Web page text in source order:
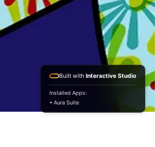
Built with Interactive Studio
Installed Apps:
• Aura Suite